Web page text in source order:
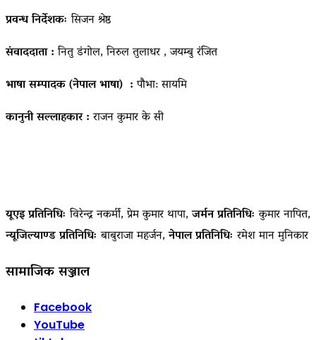
प्रवन्ध निर्देशकःसिजन श्रेष्ठ
संवाददाता :नितु डंगोल, निरुल तुलाधर , जयम्बु रंजित
भाषा सम्पादक (नेपाल भाषा) :पौभा: सायमि
कानुनी सल्लाहकार :राजन कुमार के सी
यूएइ प्रतिनिधिः विरेन्द्र नकर्मी, प्रेम कुमार थापा,जर्मन प्रतिनिधिः कुमार नापित,
न्यूजिल्याण्ड प्रतिनिधिः बाबुराजा महर्जन,नेपाल प्रतिनिधिः रमेश मान मुनिकार
सामाजिक सञ्जाल
Facebook
YouTube